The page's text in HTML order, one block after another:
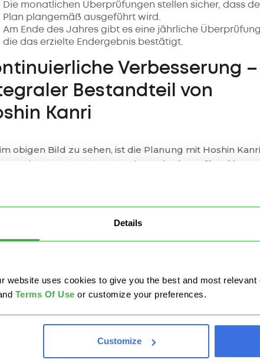
Details
website uses cookies to give you the best and most
Terms Of Use or customize your preferences.
Customize
Die monatlichen Überprüfungen stellen sicher, dass
Plan plangemäß ausgeführt wird.
Am Ende des Jahres gibt es eine jährliche
die das erzielte Endergebnis bestätigt.
Verbesserung –
Bestandteil von
Kanri
obigen Bild zu sehen, ist die Planung mit Hoshin Kanri
nur ein Top-Down-Ansatz. Die Methode verfügt über
für den Erfolg der Methode sind, nämlich die Tools
und PDCA.
Kanri-Catchball
entscheidendes Detail bei der Hoshin-Planung ist, dass
streng von oben nach unten ausgeführt wird. Im
Es ist eine gemeinsame Anstrengung von
die sich auf die optimalen Ziele einigen
das Management Menschen auf bestimmte Ziele